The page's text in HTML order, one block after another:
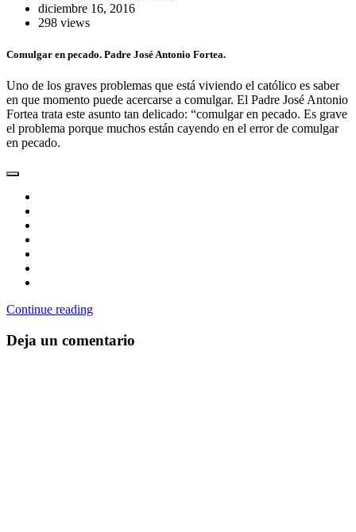
diciembre 16, 2016
298 views
Comulgar en pecado. Padre José Antonio Fortea.
Uno de los graves problemas que está viviendo el católico es saber
en que momento puede acercarse a comulgar. El Padre José Antonio
Fortea trata este asunto tan delicado: “comulgar en pecado. Es grave
el problema porque muchos están cayendo en el error de comulgar
en pecado.
Continue reading
Deja un comentario